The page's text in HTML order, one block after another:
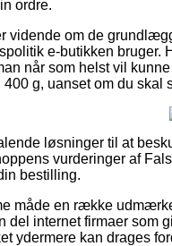
ordre.
vidende om de
e-butikken bruger.
når som helst vil
g, uanset om du skal
løsninger til at
vurderinger af
bestilling.
måde en række
del internet firmaer som
ydermere kan drages